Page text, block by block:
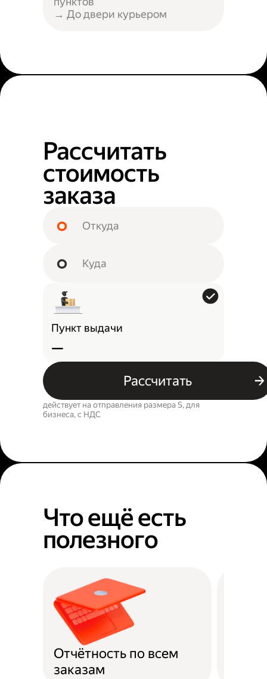
→ До двери курьером
Рассчитать
стоимость
заказа
Пункт выдачи
—
Рассчитать
действует на отправления размера S, для
бизнеса, c НДС
Что ещё есть
полезного
Отчётность по всем
заказам